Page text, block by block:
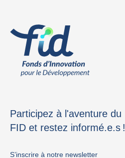
Participez à l'aventure du
FID et restez informé.e.s !
S’inscrire à notre newsletter